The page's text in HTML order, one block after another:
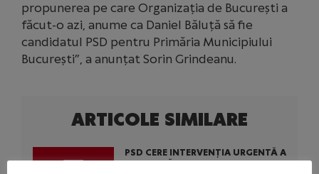
propunerea pe care Organizația de București a
făcut-o azi, anume ca Daniel Băluță să fie
candidatul PSD pentru Primăria Municipiului
București”, a anunțat Sorin Grindeanu.
ARTICOLE SIMILARE
PSD CERE INTERVENȚIA URGENTĂ A
AUTORITĂȚILOR STATULUI